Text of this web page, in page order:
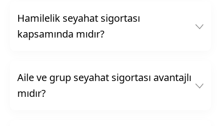
Hamilelik seyahat sigortası
kapsamında mıdır?
Aile ve grup seyahat sigortası avantajlı
mıdır?